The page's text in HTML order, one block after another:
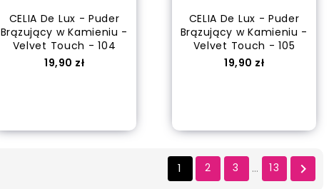
CELIA De Lux - Puder
Brązujący w Kamieniu -
Velvet Touch - 104
Cena
19,90 zł
CELIA De Lux - Puder
Brązujący w Kamieniu -
Velvet Touch - 105
Cena
19,90 zł
1 2 3 … 13 